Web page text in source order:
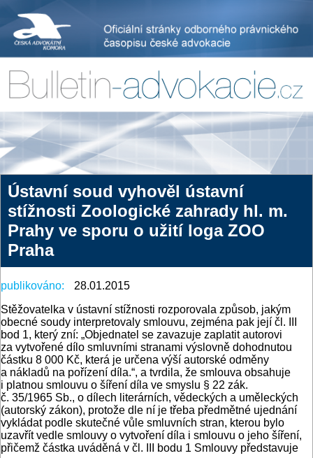
Ústavní soud vyhověl ústavní
stížnosti Zoologické zahrady hl. m.
Prahy ve sporu o užití loga ZOO
Praha
publikováno:
28.01.2015
Stěžovatelka v ústavní stížnosti rozporovala způsob, jakým
obecné soudy interpretovaly smlouvu, zejména pak její čl. III
bod 1, který zní: „Objednatel se zavazuje zaplatit autorovi
za vytvořené dílo smluvními stranami výslovně dohodnutou
částku 8 000 Kč, která je určena výší autorské odměny
a nákladů na pořízení díla.“, a tvrdila, že smlouva obsahuje
i platnou smlouvu o šíření díla ve smyslu § 22 zák.
č. 35/1965 Sb., o dílech literárních, vědeckých a uměleckých
(autorský zákon), protože dle ní je třeba předmětné ujednání
vykládat podle skutečné vůle smluvních stran, kterou bylo
uzavřít vedle smlouvy o vytvoření díla i smlouvu o jeho šíření,
přičemž částka uváděná v čl. III bodu 1 Smlouvy představuje